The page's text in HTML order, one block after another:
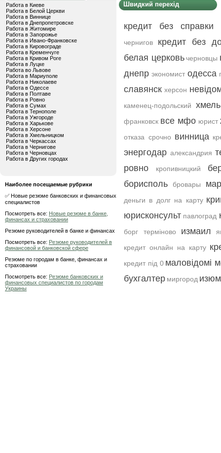
Работа в Киеве
Работа в Белой Церкви
Работа в Виннице
Работа в Днепропетровске
Работа в Житомире
Работа в Запорожье
Работа в Ивано-Франковске
Работа в Кировограде
Работа в Кременчуге
Работа в Кривом Роге
Работа в Луцке
Работа во Львове
Работа в Мариуполе
Работа в Николаеве
Работа в Одессе
Работа в Полтаве
Работа в Ровно
Работа в Сумах
Работа в Тернополе
Работа в Ужгороде
Работа в Харькове
Работа в Херсоне
Работа в Хмельницком
Работа в Черкассах
Работа в Чернигове
Работа в Черновцах
Работа в Других городах
Наиболее посещаемые рубрики
✅ Новые резюме банковских и финансовых
специалистов
Посмотреть все: Новые резюме в банке,
финансах и страховании
Резюме руководителей в банке и финансах
Посмотреть все: Резюме руководителей в
финансовой и банковской сфере
Резюме по городам в банке, финансах и
страховании
Посмотреть все: Резюме банковских и
финансовых специалистов по городам
Украины
Швидкий перехід
кредит без
чернигов
кредит без
белая церковь черновцы
днепр экономист одесса
славянск херсон
каменец-подольский
франковск все мфо юрист
отказа срочно винница
энергодар александрия
ровно
кропивницкий
борисполь
бровары
деньги в долг на карту
юрисконсульт павлоград
борг терміново измаил
кредит онлайн на карту
кредит під 0 маловідомі
бухгалтер миргород изюм